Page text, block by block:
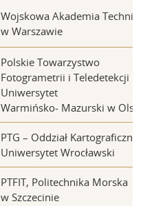
Wojskowa Akademia
w Warszawie
Polskie Towarzystwo
Fotogrametrii i Teledetekcji
Uniwersytet
Warmińsko- Mazurski w
PTG – Oddział Kartograficzny,
Uniwersytet Wrocławski
PTFIT, Politechnika Morska
w Szczecinie